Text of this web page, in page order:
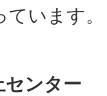
います。
センター